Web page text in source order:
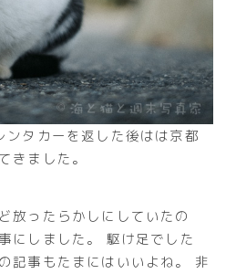
タカーを返した後はは京都
きました。
放ったらかしにしていたの
にしました。 駆け足でした
記事もたまにはいいよね。 非